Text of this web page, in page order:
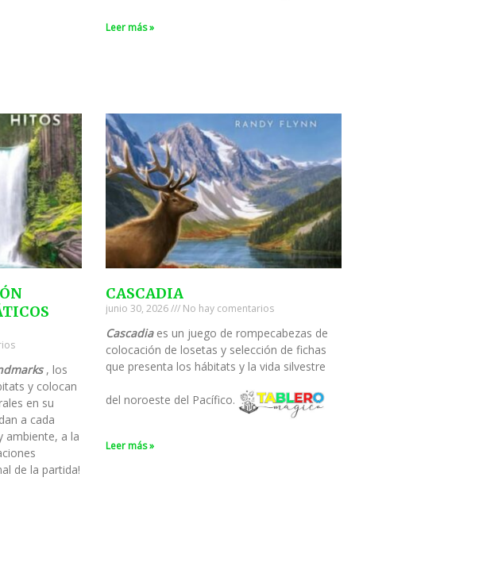
Leer más »
, los
y colocan
en su
a cada
ambiente, a la
de la partida!
CASCADIA
junio 30, 2026 No hay comentarios
Cascadiaes un juego de rompecabezas de
colocación de losetas y selección de fichas
que presenta los hábitats y la vida silvestre
del noroeste del Pacífico.
Leer más »